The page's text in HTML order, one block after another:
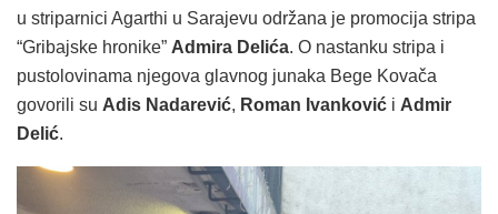
u striparnici Agarthi u Sarajevu održana je promocija stripa
“Gribajske hronike” Admira Delića. O nastanku stripa i
pustolovinama njegova glavnog junaka Bege Kovača
govorili su Adis Nadarević, Roman Ivanković i Admir
Delić.